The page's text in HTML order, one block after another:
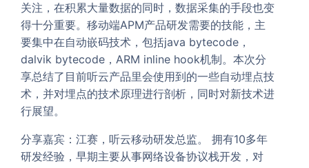
关注，在积累大量数据的同时，数据采集的手段也变
得十分重要。移动端APM产品研发需要的技能，主
要集中在自动嵌码技术，包括java bytecode，
dalvik bytecode，ARM inline hook机制。本次分
享总结了目前听云产品里会使用到的一些自动埋点技
术，并对埋点的技术原理进行剖析，同时对新技术进
行展望。
分享嘉宾：江赛，听云移动研发总监。 拥有10多年
研发经验，早期主要从事网络设备协议栈开发，对